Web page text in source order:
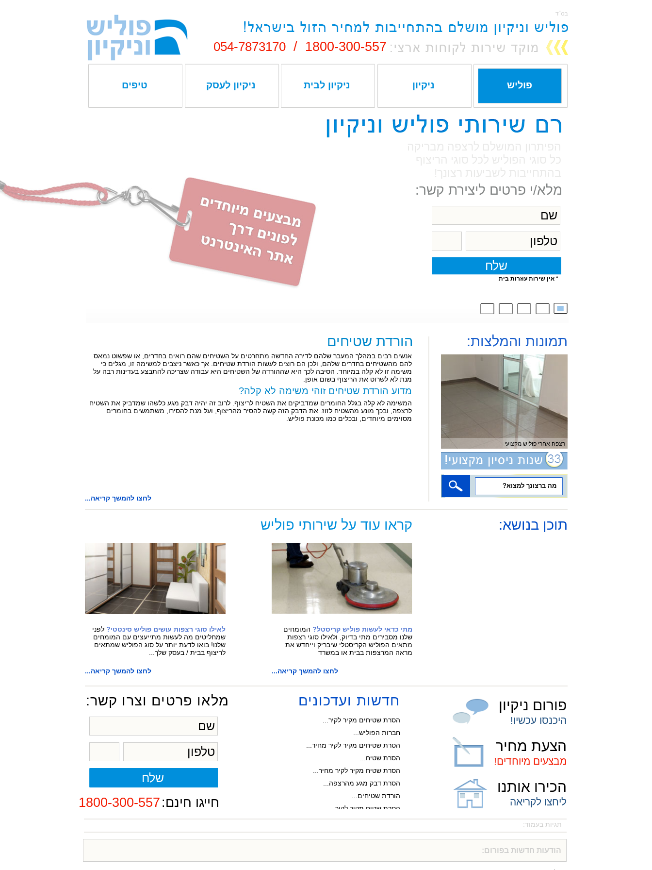
1800-300-557 /
054-7873170
פוליש ניקיון ניקיון לבית ניקיון לעסק טיפים
שירותי ניקיון בהתאמה אישית
בהתחייבות לתוצאות מבריקות
עבודה מהירה, שירות אמין ומקצועי!
מלא/י פרטים ליצירת קשר:
* אין שירות עוזרות בית
תמונות והמלצות:
רצפה אחרי פוליש מקצועי
הורדת שטיחים
אנשים רבים במהלך המעבר שלהם לדירה החדשה מתחרטים על השטיחים שהם רואים בחדרים, או שפשוט נמאס
להם מהשטיחים בחדרים שלהם, ולכן הם רוצים לעשות הורדת שטיחים. אך כאשר ניצבים למשימה זו, מגלים כי
משימה זו לא קלה במיוחד. הסיבה לכך היא שההורדה של השטיחים היא עבודה שצריכה להתבצע בעדינות רבה על
מנת לא לשרוט את הריצוף בשום אופן.
מדוע הורדת שטיחים זוהי משימה לא קלה?
המשימה לא קלה בגלל החומרים שמדביקים את השטיח לריצוף. לרוב זה יהיה דבק מגע כלשהו שמדביק את השטיח
לרצפה, ובכך מונע מהשטיח לזוז. את הדבק הזה קשה להסיר מהריצוף, ועל מנת להסירו, משתמשים בחומרים
מסוימים מיוחדים, ובכלים כמו מכונת פוליש.
לחצו להמשך קריאה...
תוכן בנושא: קראו עוד על שירותי פוליש
מתי כדאי לעשות פוליש קריסטל? המומחים
שלנו מסבירים מתי בדיוק, ולאילו סוגי רצפות
מתאים הפוליש הקריסטלי שיבריק וייחדש את
מראה המרצפות בבית או במשרד
לחצו להמשך קריאה...
לאילו סוגי רצפות עושים פוליש סינטטי? לפני
שמחליטים מה לעשות מתייעצים עם המומחים
שלנו! בואו לדעת יותר על סוג הפוליש שמתאים
לריצוף בבית / בעסק שלך...
לחצו להמשך קריאה...
פורום ניקיון
היכנסו עכשיו!
הצעת מחיר
מבצעים מיוחדים!
הכירו אותנו
ליחצו לקריאה
חדשות ועדכונים
חברת ניקיון בבאר שבע...
הסרת שטיחים מקיר לקיר...
חברות הפוליש...
הסרת שטיחים מקיר לקיר מחיר...
הסרת שטיח...
הסרת שטיח מקיר לקיר מחיר...
הסרת דבק מגע מהרצפה...
הורדת שטיחים...
הסרת שטיח מקיר לקיר...
חברות ניקיון במרכז...
חברת ניקיון בדרום...
מלאו פרטים וצרו קשר:
חייגו חינם: 1800-300-557
תגיות בעמוד:
הודעות חדשות בפורום: